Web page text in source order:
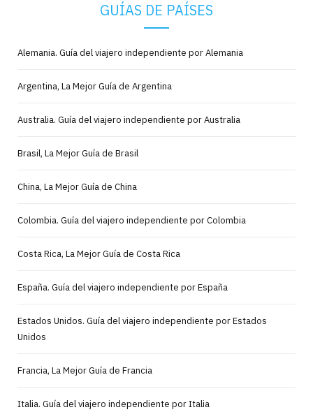
GUÍAS DE PAÍSES
Alemania. Guía del viajero independiente por Alemania
Argentina, La Mejor Guía de Argentina
Australia. Guía del viajero independiente por Australia
Brasil, La Mejor Guía de Brasil
China, La Mejor Guía de China
Colombia. Guía del viajero independiente por Colombia
Costa Rica, La Mejor Guía de Costa Rica
España. Guía del viajero independiente por España
Estados Unidos. Guía del viajero independiente por Estados
Unidos
Francia, La Mejor Guía de Francia
Italia. Guía del viajero independiente por Italia